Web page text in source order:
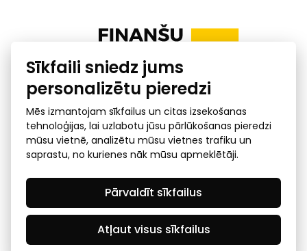
Uzņēmumu kredītspējas kalkulators
Ombuds
pieprasījums
© 2026 Latvijas Finanšu nozares asociācija - visas tiesības
rezervētas
Created by Mediapark
Sīkfaili sniedz jums
personalizētu pieredzi
Mēs izmantojam sīkfailus un citas izsekošanas
tehnoloģijas, lai uzlabotu jūsu pārlūkošanas pieredzi
mūsu vietnē, analizētu mūsu vietnes trafiku un
saprastu, no kurienes nāk mūsu apmeklētāji.
Atļaut visus sīkfailus
Pārvaldīt sīkfailus